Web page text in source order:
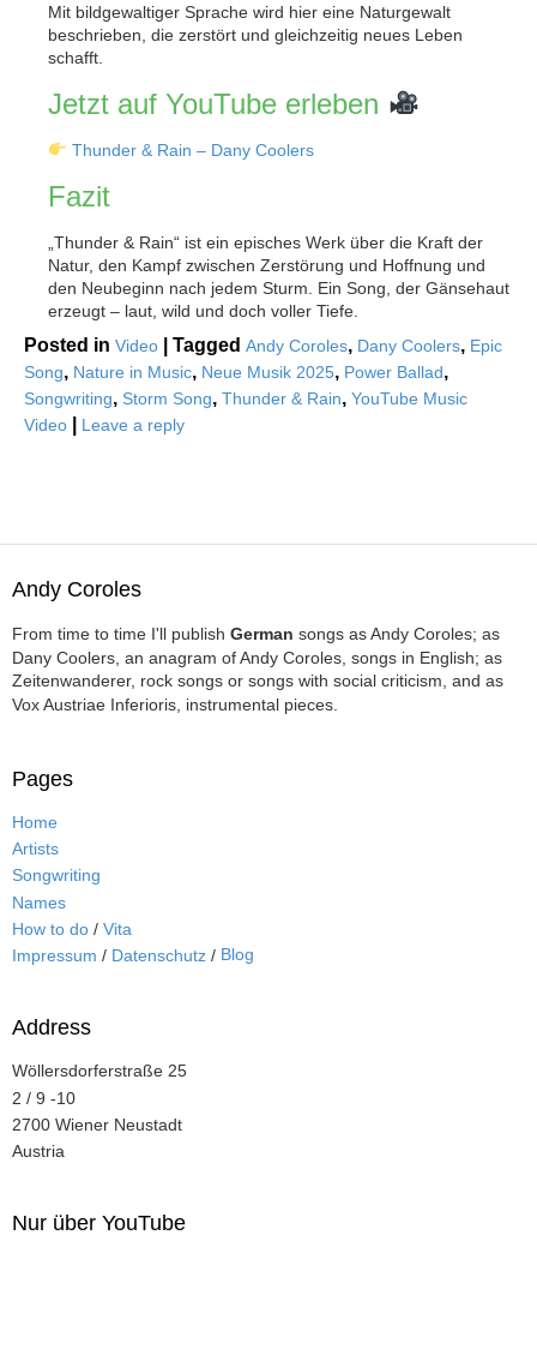
Mit bildgewaltiger Sprache wird hier eine Naturgewalt
beschrieben, die zerstört und gleichzeitig neues Leben
schafft.
Jetzt auf YouTube erleben
Thunder & Rain – Dany Coolers
Fazit
„Thunder & Rain“ ist ein episches Werk über die Kraft der
Natur, den Kampf zwischen Zerstörung und Hoffnung und
den Neubeginn nach jedem Sturm. Ein Song, der Gänsehaut
erzeugt – laut, wild und doch voller Tiefe.
Posted in Video Tagged Andy Coroles, Dany Coolers, Epic
Song, Nature in Music, Neue Musik 2025, Power Ballad,
Songwriting, Storm Song, Thunder & Rain, YouTube Music
Video
Leave a reply
Andy Coroles
From time to time I'll publish German songs as Andy Coroles; as
Dany Coolers, an anagram of Andy Coroles, songs in English; as
Zeitenwanderer, rock songs or songs with social criticism, and as
Vox Austriae Inferioris, instrumental pieces.
Pages
Home
Artists
Songwriting
Names
How to do / Vita
Impressum / Datenschutz / Blog
Address
Wöllersdorferstraße 25
2 / 9 -10
2700 Wiener Neustadt
Austria
Nur über YouTube